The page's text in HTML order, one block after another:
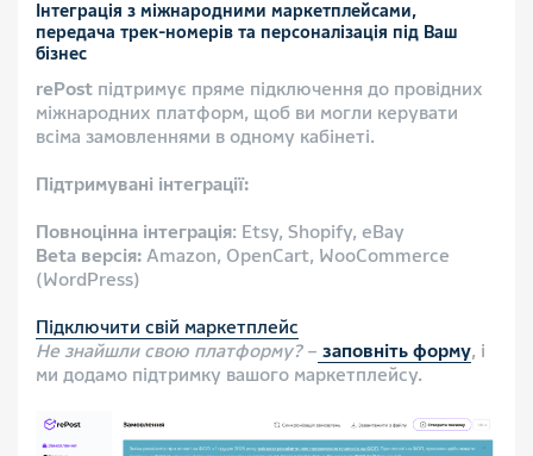
Інтеграція з міжнародними маркетплейсами,
передача трек-номерів та персоналізація під Ваш
бізнес
rePost підтримує пряме підключення до провідних
міжнародних платформ, щоб ви могли керувати
всіма замовленнями в одному кабінеті.
Підтримувані інтеграції:
Повноцінна інтеграція: Etsy, Shopify, eBay
Beta версія: Amazon, OpenCart, WooCommerce
(WordPress)
Підключити свій маркетплейс
Не знайшли свою платформу?– заповніть форму, і
ми додамо підтримку вашого маркетплейсу.